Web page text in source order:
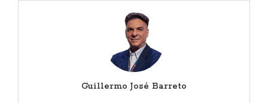
Guillermo José Barreto